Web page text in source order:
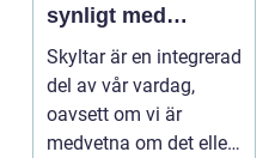
synligt med
professionell
montering
Skyltar är en integrerad
del av vår vardag,
oavsett om vi är
medvetna om det eller